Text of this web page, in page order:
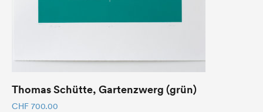
Thomas Schütte, Gartenzwerg (grün)
CHF 700.00